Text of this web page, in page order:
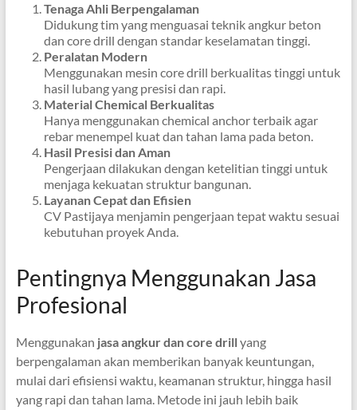
Tenaga Ahli Berpengalaman
Didukung tim yang menguasai teknik angkur beton
dan core drill dengan standar keselamatan tinggi.
Peralatan Modern
Menggunakan mesin core drill berkualitas tinggi untuk
hasil lubang yang presisi dan rapi.
Material Chemical Berkualitas
Hanya menggunakan chemical anchor terbaik agar
rebar menempel kuat dan tahan lama pada beton.
Hasil Presisi dan Aman
Pengerjaan dilakukan dengan ketelitian tinggi untuk
menjaga kekuatan struktur bangunan.
Layanan Cepat dan Efisien
CV Pastijaya menjamin pengerjaan tepat waktu sesuai
kebutuhan proyek Anda.
Pentingnya Menggunakan Jasa
Profesional
Menggunakan jasa angkur dan core drillyang
berpengalaman akan memberikan banyak keuntungan,
mulai dari efisiensi waktu, keamanan struktur, hingga hasil
yang rapi dan tahan lama. Metode ini jauh lebih baik